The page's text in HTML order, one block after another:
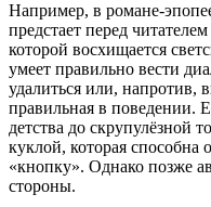
Например, в романе-
предстает перед
которой восхищается
умеет правильно вести
удалиться или, напротив,
правильная в поведении.
детства до скрупулёзной
куклой, которая способна
«кнопку». Однако позже
стороны.